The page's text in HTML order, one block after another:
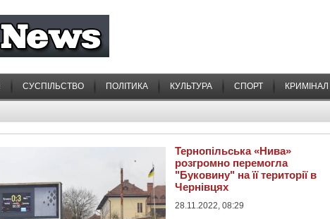
СУСПІЛЬСТВО ПОЛІТИКА КУЛЬТУРА СПОРТ КРИМІНАЛ
Тернопільська «Нива»
розгромно перемогла
"Буковину" на її території в
Чернівцях
28.11.2022, 08:29